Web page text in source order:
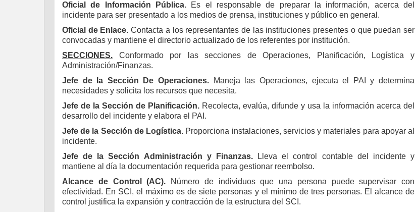
Oficial de Información Pública. Es el responsable de preparar la información, acerca del
incidente para ser presentado a los medios de prensa, instituciones y público en general.
Oficial de Enlace. Contacta a los representantes de las instituciones presentes o que puedan ser
convocadas y mantiene el directorio actualizado de los referentes por institución.
SECCIONES. Conformado por las secciones de Operaciones, Planificación, Logística y
Administración/Finanzas.
Jefe de la Sección De Operaciones. Maneja las Operaciones, ejecuta el PAI y determina
necesidades y solicita los recursos que necesita.
Jefe de la Sección de Planificación. Recolecta, evalúa, difunde y usa la información acerca del
desarrollo del incidente y elabora el PAI.
Jefe de la Sección de Logística. Proporciona instalaciones, servicios y materiales para apoyar al
incidente.
Jefe de la Sección Administración y Finanzas.Lleva el control contable del incidente y
mantiene al día la documentación requerida para gestionar reembolso.
Alcance de Control (AC).
Número de individuos que una persona puede supervisar con
efectividad. En SCI, el máximo es de siete personas y el mínimo de tres personas. El alcance de
control justifica la expansión y contracción de la estructura del SCI.